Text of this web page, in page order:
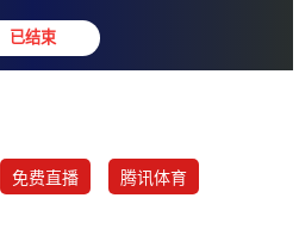
: 山谷
免费直播 腾讯体育